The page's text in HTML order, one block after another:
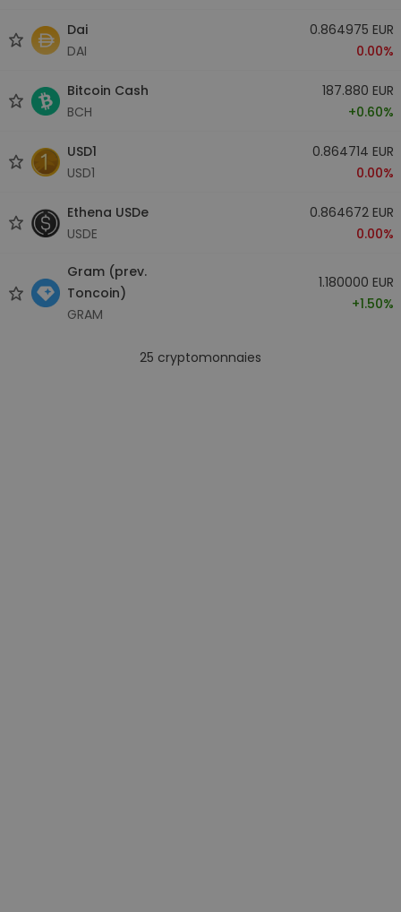
Dai
DAI
0.864975 EUR
0.00%
Bitcoin Cash
BCH
187.880 EUR
+0.60%
USD1
USD1
0.864714 EUR
0.00%
Ethena USDe
USDE
0.864672 EUR
0.00%
Gram (prev.
Toncoin)
GRAM
1.180000 EUR
+1.50%
25 cryptomonnaies